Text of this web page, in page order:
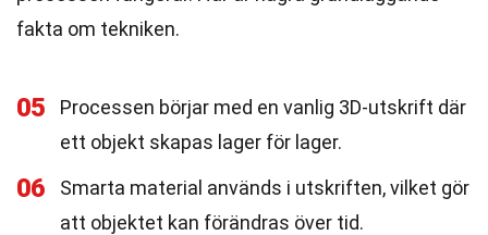
fakta om tekniken.
05
Processen börjar med en vanlig 3D-utskrift där
ett objekt skapas lager för lager.
06
Smarta material används i utskriften, vilket gör
att objektet kan förändras över tid.